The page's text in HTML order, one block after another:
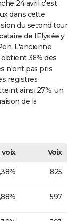
24 avril c'est
dans cette
du second tour
de l'Elysée y
L'ancienne
38% des
n'ont pas pris
registres
ainsi 27%, un
de la
voix
Voix
825
597